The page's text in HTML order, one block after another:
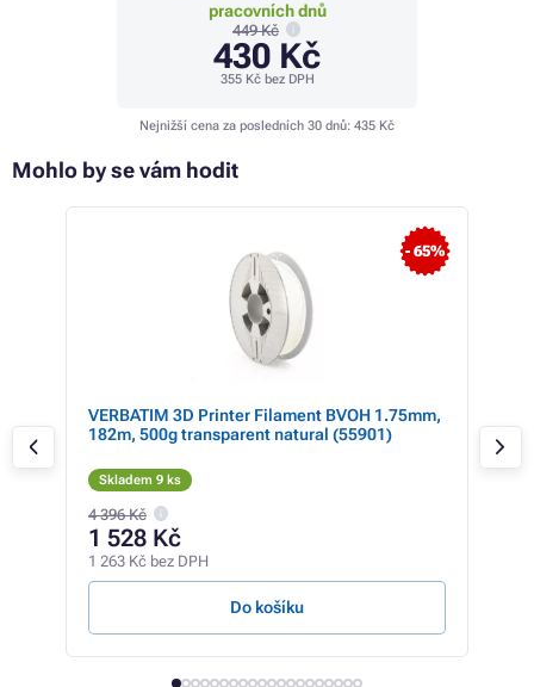
pracovních dnů
449 Kč
430 Kč
355 Kčbez DPH
Nejnižší cena za posledních 30 dnů: 435 Kč
Mohlo by se vám hodit
- 65%
VERBATIM 3D Printer Filament BVOH 1.75mm,
182m, 500g transparent natural (55901)
Skladem 9 ks
4 396 Kč
1 528 Kč
1 263 Kč bez DPH
Do košíku